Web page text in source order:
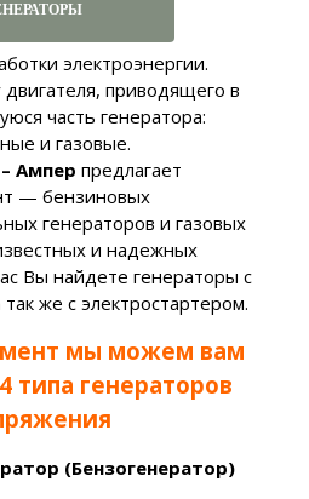
электроэнергии.
приводящего в
часть генератора:
и газовые.
Ампер предлагает
— бензиновых
генераторов и газовых
и надежных
Вы найдете генераторы с
же с электростартером.
мы можем вам
типа генераторов
(Бензогенератор)